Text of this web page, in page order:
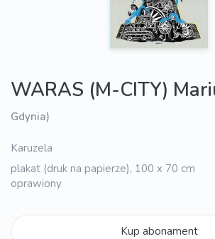
WARAS (M-CITY)
Gdynia)
Karuzela
plakat (druk na papierze), 100 x 70 cm
oprawiony
Kup abonament